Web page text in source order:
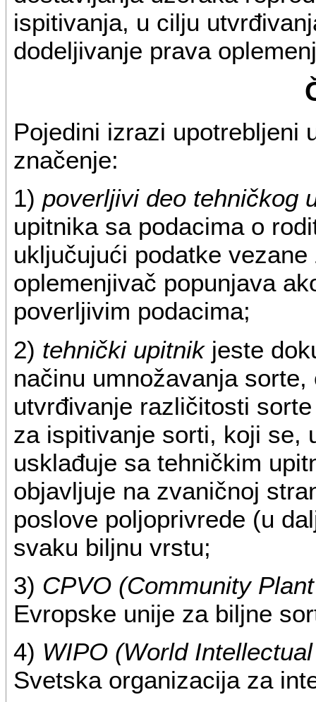
ispitivanja, u cilju
dodeljivanje prava
Pojedini izrazi upotrebljeni
značenje:
1) poverljivi deo tehničkog
upitnika sa podacima o
uključujući podatke
oplemenjivač popunjava
poverljivim podacima;
2) tehnički upitnikjeste
načinu umnožavanja
utvrđivanje različitosti
za ispitivanje sorti, koji se,
usklađuje sa tehničkim
objavljuje na zvaničnoj
poslove poljoprivrede (u
svaku biljnu vrstu;
3) CPVO (Community
Evropske unije za biljne
4) WIPO (World
Svetska organizacija za